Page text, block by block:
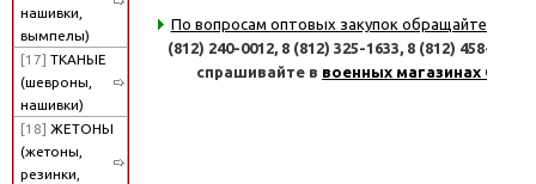
нашивки,
вымпелы)
[17] ТКАНЫЕ
(шевроны,
нашивки)
[18] ЖЕТОНЫ
(жетоны,
резинки,
По вопросам оптовых закупок обращайтесь
(812) 240-0012, 8 (812) 325-1633, 8 (812) 458-8347
спрашивайте в военных магазинах СПб